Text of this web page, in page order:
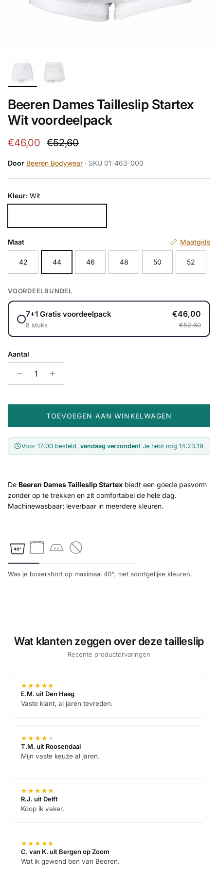
Beeren Dames Tailleslip Startex
Wit voordeelpack
Verkoopprijs
€46,00 Reguliere prijs
€52,60
Door Beeren Bodywear · SKU 01-463-000
Kleur: Wit
Maat Maatgids
42 44 46 48 50 52
VOORDEELBUNDEL
7+1 Gratis voordeelpack
8 stuks
€46,00
€52,60
Aantal
TOEVOEGEN AAN WINKELWAGEN
Voor 17:00 besteld,vandaag verzonden! Je hebt nog14:23:19
De Beeren Dames Tailleslip Startex biedt een goede pasvorm
zonder op te trekken en zit comfortabel de hele dag.
Machinewasbaar; leverbaar in meerdere kleuren.
40°
Was je boxershort op maximaal 40°, met soortgelijke kleuren.
Wat klanten zeggen over deze tailleslip
Recente productervaringen
★★★★★
E.M. uit Den Haag
Vaste klant, al jaren tevreden.
★★★★★
T.M. uit Roosendaal
Mijn vaste keuze al jaren.
★★★★★
R.J. uit Delft
Koop ik vaker.
★★★★★
C. van K. uit Bergen op Zoom
Wat ik gewend ben van Beeren.